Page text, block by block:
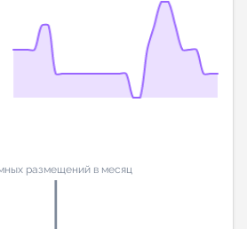
размещений в месяц